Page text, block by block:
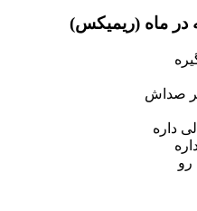
در ماه (ریمیکس)
صداش
داره
رو